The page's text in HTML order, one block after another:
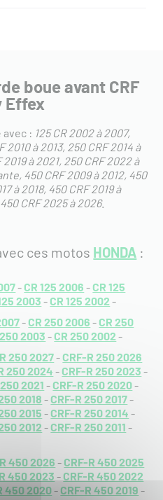
boue avant CRF
Effex
: 125 CR 2002 à 2007
2010 à 2013 250 CRF 2014 à
2019 à 2021 250 CRF 2022 à
450 CRF 2009 à 2012 450
à 2018 450 CRF 2019 à
450 CRF 2025 à 2026.
ces motos HONDA :
-CR 125 2006 -CR 125
2003 -CR 125 2002 -
-CR 250 2006 -CR 250
2003 -CR 250 2002 -
250 2027-CRF-R 250 2026
250 2024 -CRF-R 250 2023 -
2021 -CRF-R 250 2020-
2018 -CRF-R 250 2017-
2015 -CRF-R 250 2014 -
2012 -CRF-R 250 2011 -
450 2026 - CRF-R 450 2025
450 2023 - CRF-R 450 2022
450 2020- CRF-R 450 2019 -